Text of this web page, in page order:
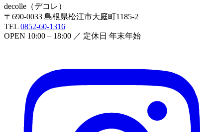
decolle （デコレ ）
〒 690-0033 島根県松江市大庭町1185-2
TEL 0852-60-1316
OPEN 10:00 – 18:00 ／ 定休日 年末年始